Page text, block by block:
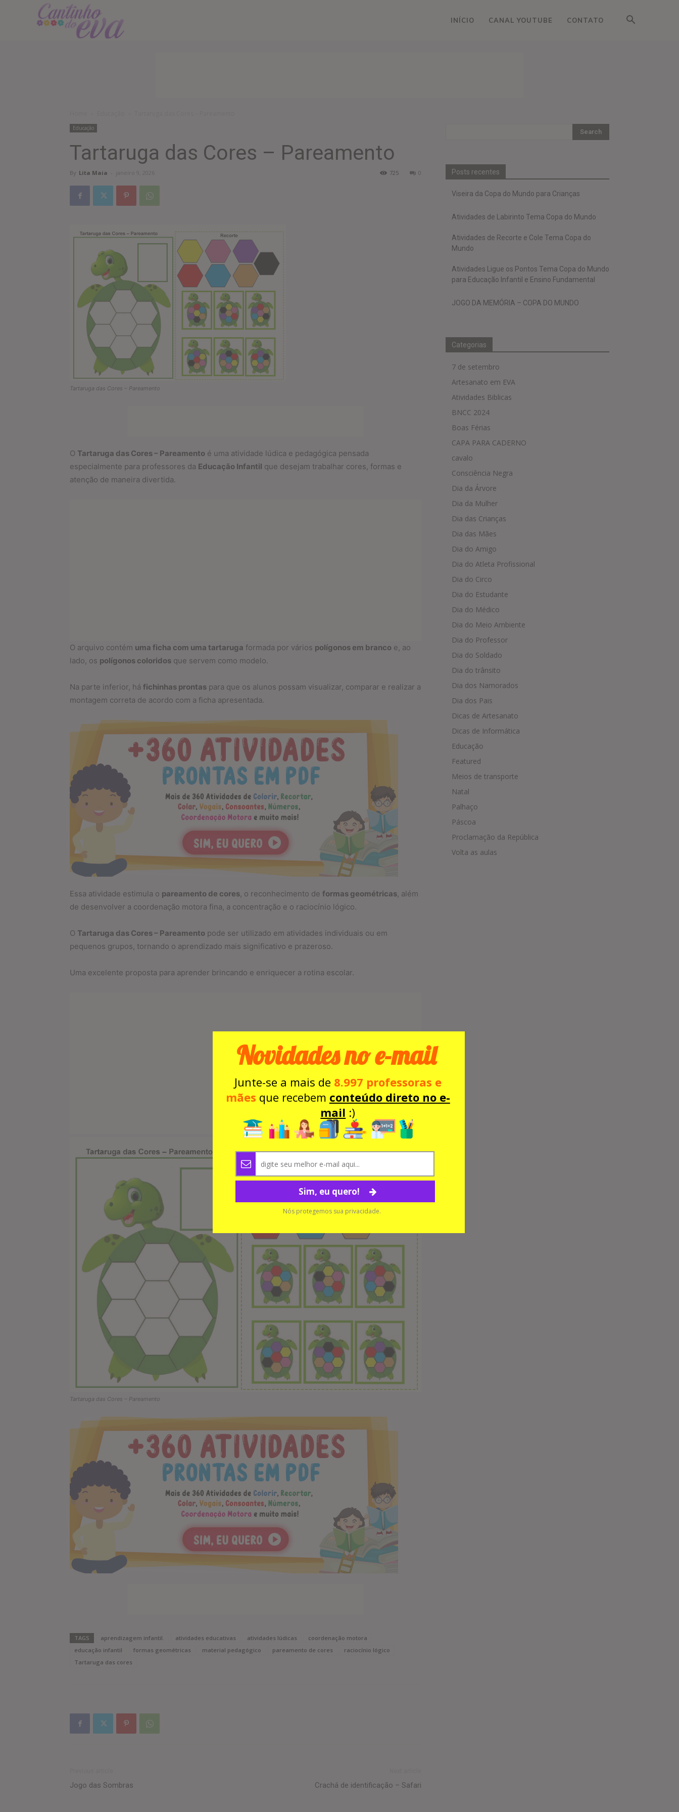
INÍCIO CANAL YOUTUBE CONTATO
Educação
Tartaruga das Cores – Pareamento
By Lita Maia - janeiro 9, 2026 0
725
Tartaruga das Cores – Pareamento
O Tartaruga das Cores – Pareamento é uma atividade lúdica e pedagógica pensada
especialmente para professores da Educação Infantil que desejam trabalhar cores, formas e
atenção de maneira divertida.
O arquivo contém uma ficha com uma tartaruga formada por vários polígonos em branco e, ao
lado, os polígonos coloridos que servem como modelo.
Na parte inferior, há fichinhas prontas para que os alunos possam visualizar, comparar e realizar a
montagem correta de acordo com a ficha apresentada.
Essa atividade estimula o pareamento de cores, o reconhecimento de formas geométricas, além
de desenvolver a coordenação motora fina, a concentração e o raciocínio lógico.
O Tartaruga das Cores – Pareamento pode ser utilizado em atividades individuais ou em
pequenos grupos, tornando o aprendizado mais significativo e prazeroso.
Uma excelente proposta para aprender brincando e enriquecer a rotina escolar.
Tartaruga das Cores – Pareamento
TAGS aprendizagem infantil. atividades educativas atividades lúdicas
coordenação motora
educação infantil
formas geométricas material pedagógico pareamento de cores
raciocínio lógico
Tartaruga das cores
Jogo das Sombras Crachá de identificação – Safari
Posts recentes
Viseira da Copa do Mundo para Crianças
Atividades de Labirinto Tema Copa do Mundo
Atividades de Recorte e Cole Tema Copa do
Mundo
Atividades Ligue os Pontos Tema Copa do Mundo
para Educação Infantil e Ensino Fundamental
JOGO DA MEMÓRIA – COPA DO MUNDO
Categorias
7 de setembro
Artesanato em EVA
Atividades Biblicas
BNCC 2024
Boas Férias
CAPA PARA CADERNO
cavalo
Consciência Negra
Dia da Árvore
Dia da Mulher
Dia das Crianças
Dia das Mães
Dia do Amigo
Dia do Atleta Profissional
Dia do Circo
Dia do Estudante
Dia do Médico
Dia do Meio Ambiente
Dia do Professor
Dia do Soldado
Dia do trânsito
Dia dos Namorados
Dia dos Pais
Dicas de Artesanato
Dicas de Informática
Educação
Featured
Meios de transporte
Natal
Palhaço
Páscoa
Proclamação da República
Volta as aulas
Junte-se a mais de 8.997 professoras e
mães que recebem conteúdo direto no e-
mail :)
Sim, eu quero!
Novidades no e-mail
Nós protegemos sua privacidade.